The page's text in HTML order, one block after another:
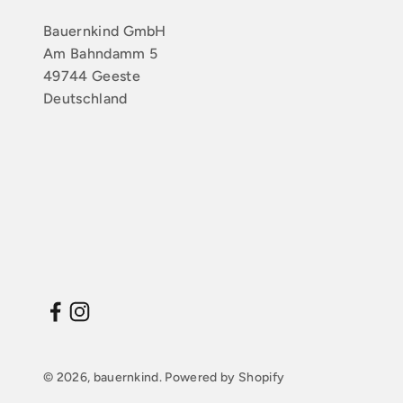
Bauernkind GmbH
Am Bahndamm 5
49744 Geeste
Deutschland
© 2026, bauernkind. Powered by Shopify